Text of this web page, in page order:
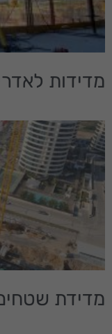
מדידות
מדידת